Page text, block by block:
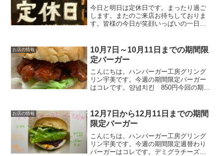
今日と明日は定休日です。まったり過ご
します。またのご来店お待ちしておりま
す。皆様の今日が笑顔いっぱいの一日に
お店の情報
10月7日～10月11日までの期間限
定バーガー
こんにちは。ハンバーガー工房グリング
リン宇美です。今週の期間限定バーガー
はコレです。양념치킨 850円今回の期間
オリジナルの甘辛いソースとチキンで、
韓国風のチキンバーガ...
お店の情報
12月7日から12月11日までの期間
限定バーガー
こんにちは。ハンバーガー工房グリング
リン宇美です。今週の期間限定週替わり
バーガーはコレです。デミグラチーズバ